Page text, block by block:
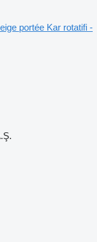
portée Kar rotatifi -